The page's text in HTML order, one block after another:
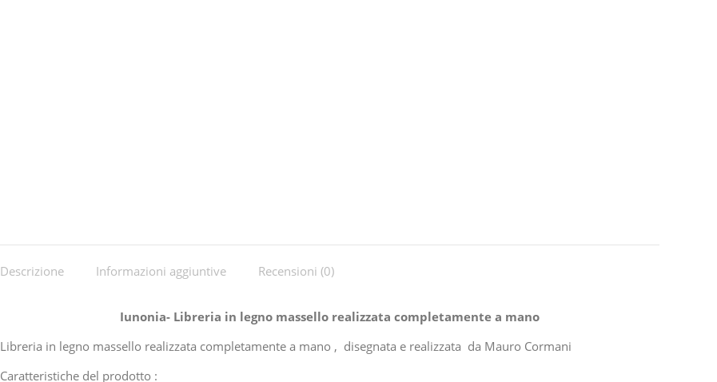
Descrizione Informazioni aggiuntive Recensioni (0)
Iunonia- Libreria in legno massello realizzata completamente a mano
Libreria in legno massello realizzata completamente a mano , disegnata e realizzata da Mauro Cormani
Caratteristiche del prodotto :